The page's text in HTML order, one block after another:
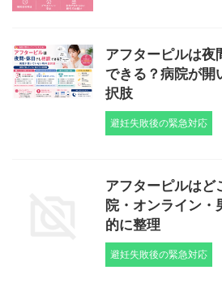
アフターピルは夜
できる？病院が開
択肢
避妊失敗後の緊急対応
アフターピルはど
院・オンライン・
的に整理
避妊失敗後の緊急対応